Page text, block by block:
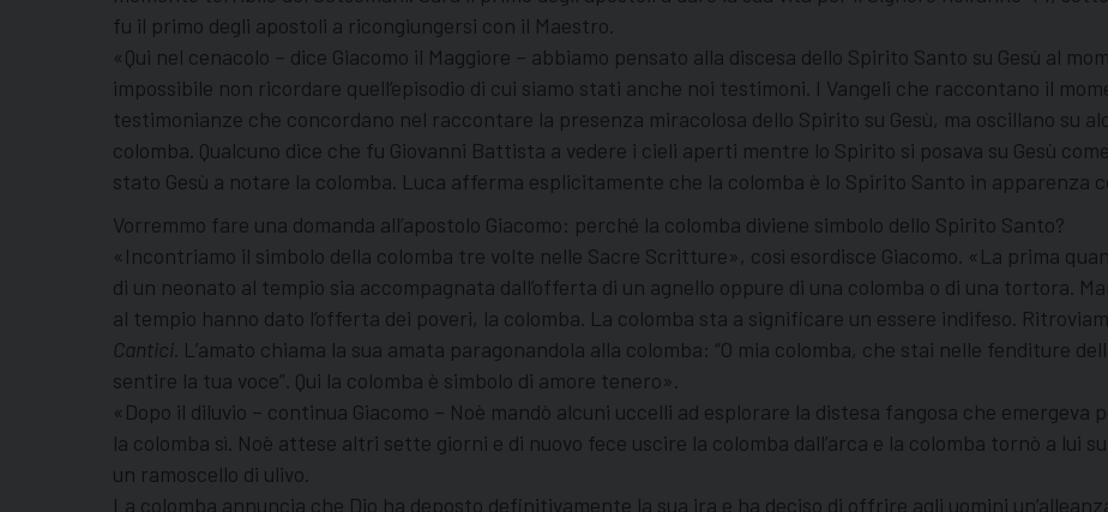
fu il primo degli apostoli a ricongiungersi con il Maestro.
«Qui nel cenacolo – dice Giacomo il Maggiore – abbiamo pensato alla discesa dello Spirito Santo su Gesù al
impossibile non ricordare quell’episodio di cui siamo stati anche noi testimoni. I Vangeli che raccontano il
testimonianze che concordano nel raccontare la presenza miracolosa dello Spirito su Gesù, ma oscillano su
colomba. Qualcuno dice che fu Giovanni Battista a vedere i cieli aperti mentre lo Spirito si posava su Gesù
stato Gesù a notare la colomba. Luca afferma esplicitamente che la colomba è lo Spirito Santo in apparenza
Vorremmo fare una domanda all’apostolo Giacomo: perché la colomba diviene simbolo dello Spirito Santo?
«Incontriamo il simbolo della colomba tre volte nelle Sacre Scritture», così esordisce Giacomo. «La prima
di un neonato al tempio sia accompagnata dall’offerta di un agnello oppure di una colomba o di una tortora.
al tempio hanno dato l’offerta dei poveri, la colomba. La colomba sta a significare un essere indifeso.
Cantici. L’amato chiama la sua amata paragonandola alla colomba: “O mia colomba, che stai nelle fenditure
sentire la tua voce”. Qui la colomba è simbolo di amore tenero».
«Dopo il diluvio – continua Giacomo – Noè mandò alcuni uccelli ad esplorare la distesa fangosa che emergeva
la colomba sì. Noè attese altri sette giorni e di nuovo fece uscire la colomba dall’arca e la colomba tornò a lui
un ramoscello di ulivo.
La colomba annuncia che Dio ha deposto definitivamente la sua ira e ha deciso di offrire agli uomini